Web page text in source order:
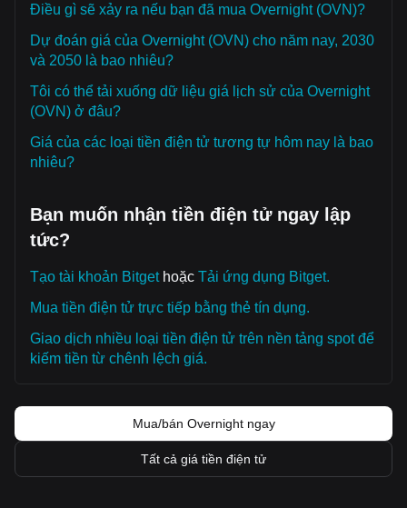
Điều gì sẽ xảy ra nếu bạn đã mua Overnight (OVN)?
Dự đoán giá của Overnight (OVN) cho năm nay, 2030
và 2050 là bao nhiêu?
Tôi có thể tải xuống dữ liệu giá lịch sử của Overnight
(OVN) ở đâu?
Giá của các loại tiền điện tử tương tự hôm nay là bao
nhiêu?
Bạn muốn nhận tiền điện tử ngay lập
tức?
Tạo tài khoản Bitgethoặc Tải ứng dụng Bitget.
Mua tiền điện tử trực tiếp bằng thẻ tín dụng.
Giao dịch nhiều loại tiền điện tử trên nền tảng spot để
kiếm tiền từ chênh lệch giá.
Mua/bán Overnight ngay
Tất cả giá tiền điện tử